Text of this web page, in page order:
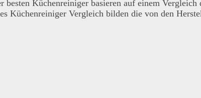
Küchenreiniger basieren auf einem
Küchenreiniger Vergleich bilden die von den